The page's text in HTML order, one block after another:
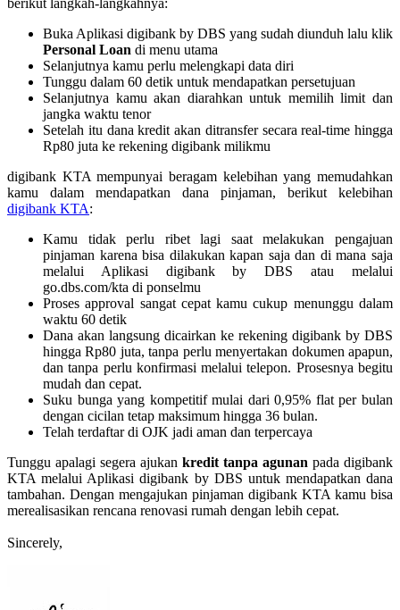
Buka Aplikasi digibank by DBS yang sudah diunduh lalu klik
Personal Loan di menu utama
Selanjutnya kamu perlu melengkapi data diri
Tunggu dalam 60 detik untuk mendapatkan persetujuan
Selanjutnya kamu akan diarahkan untuk memilih limit dan
jangka waktu tenor
Setelah itu dana kredit akan ditransfer secara real-time hingga
Rp80 juta ke rekening digibank milikmu
digibank KTA mempunyai beragam kelebihan yang memudahkan
kamu dalam mendapatkan dana pinjaman, berikut kelebihan
digibank KTA:
Kamu tidak perlu ribet lagi saat melakukan pengajuan
pinjaman karena bisa dilakukan kapan saja dan di mana saja
melalui Aplikasi digibank by DBS atau melalui
go.dbs.com/kta di ponselmu
Proses approval sangat cepat kamu cukup menunggu dalam
waktu 60 detik
Dana akan langsung dicairkan ke rekening digibank by DBS
hingga Rp80 juta, tanpa perlu menyertakan dokumen apapun,
dan tanpa perlu konfirmasi melalui telepon. Prosesnya begitu
mudah dan cepat.
Suku bunga yang kompetitif mulai dari 0,95% flat per bulan
dengan cicilan tetap maksimum hingga 36 bulan.
Telah terdaftar di OJK jadi aman dan terpercaya
Tunggu apalagi segera ajukan kredit tanpa agunan pada digibank
KTA melalui Aplikasi digibank by DBS untuk mendapatkan dana
tambahan. Dengan mengajukan pinjaman digibank KTA kamu bisa
merealisasikan rencana renovasi rumah dengan lebih cepat.
Sincerely,